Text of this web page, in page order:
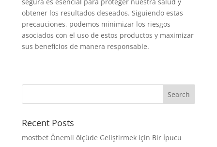
obtener los resultados deseados. Siguiendo estas
precauciones, podemos minimizar los riesgos
asociados con el uso de estos productos y maximizar
sus beneficios de manera responsable.
Recent Posts
mostbet Önemli ölçüde Geliştirmek için Bir İpucu